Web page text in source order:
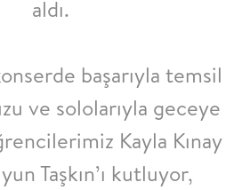
aldı.
başarıyla temsil
ve sololarıyla geceye
Kayla Kınay
Taşkın’ı kutluyor,